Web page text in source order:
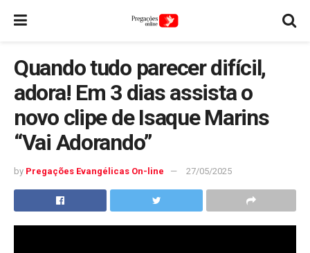
Quando tudo parecer difícil,
adora! Em 3 dias assista o
novo clipe de Isaque Marins
“Vai Adorando”
by Pregações Evangélicas On-line 27/05/2025